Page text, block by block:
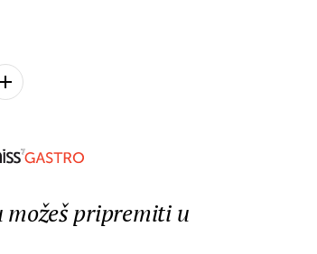
možeš pripremiti u